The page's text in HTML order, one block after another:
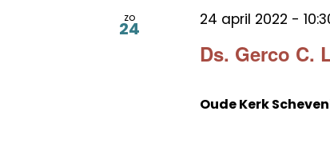
zo
24
Ds. Gerco C.
24 april 2022 -
Oude Kerk